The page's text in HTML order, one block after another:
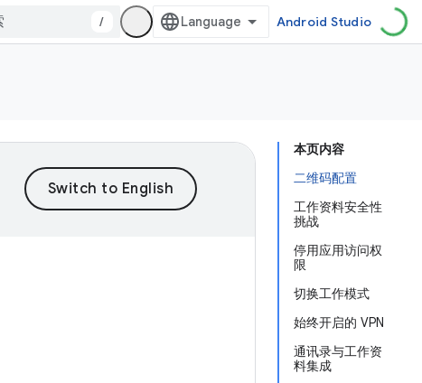
/ Android Studio
本页内容
二维码配置
工作资料安全性
挑战
停用应用访问权
限
切换工作模式
始终开启的 VPN
通讯录与工作资
料集成